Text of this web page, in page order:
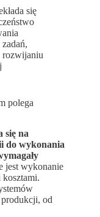
się
rozwijaniu
polega
się na
do wykonania
jest wykonanie
kosztami.
od